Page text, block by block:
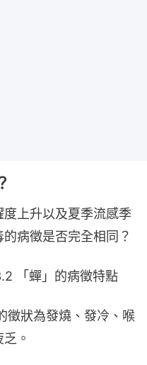
上升以及夏季流感季
病徵是否完全相同？
「蟬」的病徵特點
徵狀為發燒、發冷、喉
。